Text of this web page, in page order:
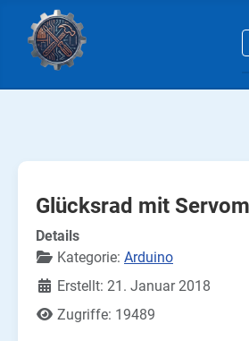
Glücksrad mit
Details
Kategorie: Arduino
Erstellt: 21. Januar 2018
Zugriffe: 19489